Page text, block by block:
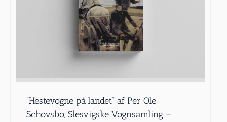
”Hestevogne på landet” af Per Ole
Schovsbo, Slesvigske Vognsamling –